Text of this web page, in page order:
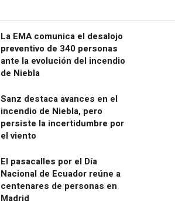
La EMA comunica el desalojo
preventivo de 340 personas
ante la evolución del incendio
de Niebla
Sanz destaca avances en el
incendio de Niebla, pero
persiste la incertidumbre por
el viento
El pasacalles por el Día
Nacional de Ecuador reúne a
centenares de personas en
Madrid